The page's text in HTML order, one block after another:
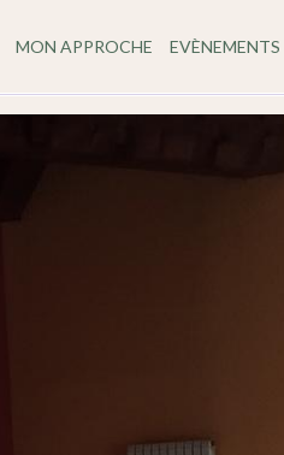
MON APPROCHE EVÈNEMENTS